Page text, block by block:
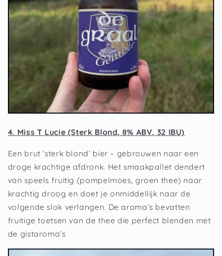
4. Miss T Lucie (Sterk Blond, 8% ABV, 32 IBU)
Een brut ‘sterk blond’ bier – gebrouwen naar een
droge krachtige afdronk. Het smaakpallet dendert
van speels fruitig (pompelmoes, groen thee) naar
krachtig droog en doet je onmiddellijk naar de
volgende slok verlangen. De aroma’s bevatten
fruitige toetsen van de thee die perfect blenden met
de gistaroma’s